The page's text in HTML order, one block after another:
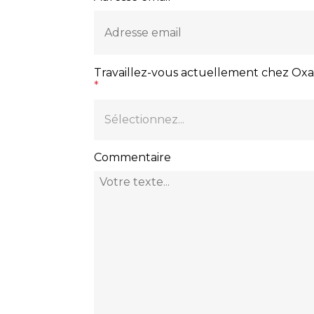
Travaillez-vous actuellement chez
Sélectionnez...
Commentaire